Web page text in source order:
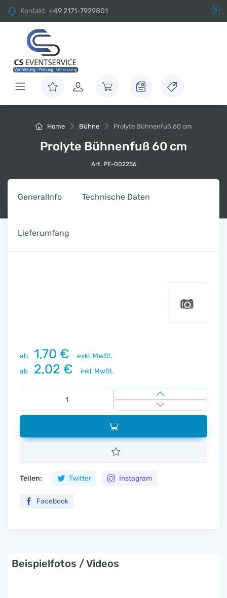
Kontakt +49 2171-7929801
Home Bühne Prolyte Bühnenfuß 60 cm
Prolyte Bühnenfuß 60 cm
Art. PE-002256
GeneralInfo Technische Daten
Lieferumfang
ab 1,70 €
exkl. MwSt.
ab
2,02 € inkl. MwSt.
Teilen: Twitter Instagram
Facebook
Beispielfotos / Videos